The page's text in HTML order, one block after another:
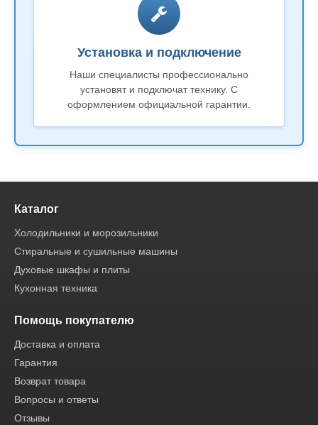
Установка и подключение
Наши специалисты профессионально
установят и подключат технику. С
оформлением официальной гарантии.
Каталог
Холодильники и морозильники
Стиральные и сушильные машины
Духовые шкафы и плиты
Кухонная техника
Помощь покупателю
Доставка и оплата
Гарантия
Возврат товара
Вопросы и ответы
Отзывы